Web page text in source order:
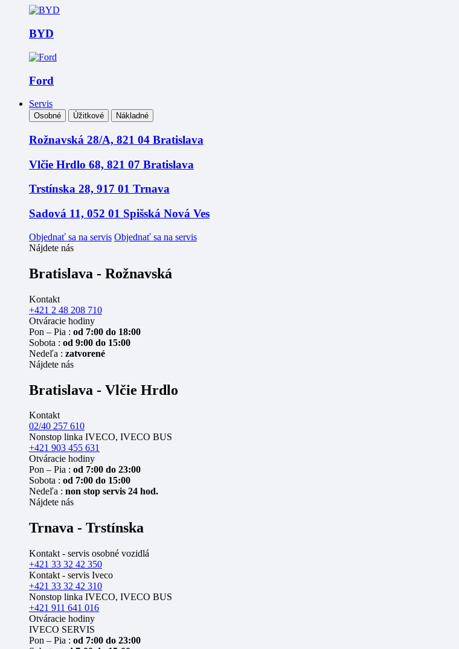
BYD
Ford
Servis
Osobné Úžitkové Nákladné
Rožnavská 28/A, 821 04 Bratislava
Vlčie Hrdlo 68, 821 07 Bratislava
Trstínska 28, 917 01 Trnava
Sadová 11, 052 01 Spišská Nová Ves
Objednať sa na servis Objednať sa na servis
Nájdete nás
Bratislava - Rožnavská
Kontakt
+421 2 48 208 710
Otváracie hodiny
Pon – Pia : od 7:00 do 18:00
Sobota : od 9:00 do 15:00
Nedeľa : zatvorené
Nájdete nás
Bratislava - Vlčie Hrdlo
Kontakt
02/40 257 610
Nonstop linka IVECO, IVECO BUS
+421 903 455 631
Otváracie hodiny
Pon – Pia : od 7:00 do 23:00
Sobota : od 7:00 do 15:00
Nedeľa : non stop servis 24 hod.
Nájdete nás
Trnava - Trstínska
Kontakt - servis osobné vozidlá
+421 33 32 42 350
Kontakt - servis Iveco
+421 33 32 42 310
Nonstop linka IVECO, IVECO BUS
+421 911 641 016
Otváracie hodiny
IVECO SERVIS
Pon – Pia : od 7:00 do 23:00